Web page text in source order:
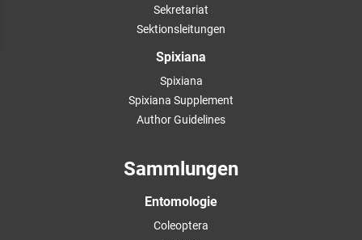
Sekretariat
Sektionsleitungen
Spixiana
Spixiana
Spixiana Supplement
Author Guidelines
Sammlungen
Entomologie
Coleoptera